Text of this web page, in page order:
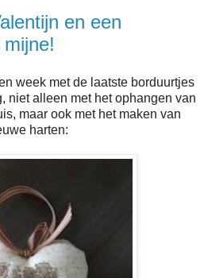
en een
week met de laatste borduurtjes
niet alleen met het ophangen van
maar ook met het maken van
harten: